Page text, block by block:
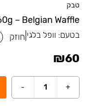
טבק
– Belgian Waffle
בטעם: וופל בלגי חוזק
₪60
+
1
-